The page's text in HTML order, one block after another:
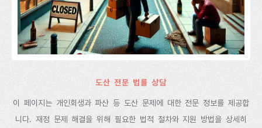
도산 전문 법률 상담
이 페이지는 개인회생과 파산 등 도산 문제에 대한 전문 정보를 제공합
니다. 재정 문제 해결을 위해 필요한 법적 절차와 지원 방법을 상세히